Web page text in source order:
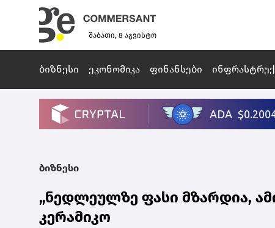
შაბათი, 8 აგვისტო
ბიზნესი ეკონომიკა ფინანსები
ბიზნესი
„ნედლეულზე ფასი მზარდია,
კერამიკო